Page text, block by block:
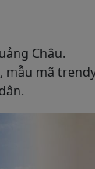
Châu.
mẫu mã